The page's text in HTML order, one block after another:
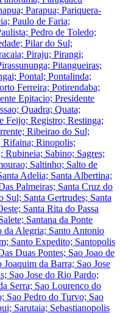
Parapua; Pariquera-
Paulo de Faria;
Pedro de Toledo;
Pilar do Sul;
Piraju; Pirangi;
Pitangueiras;
Pontal; Pontalinda;
Ferreira; Potirendaba;
Epitacio; Presidente
Quadra; Quata;
Feijo; Registro; Restinga;
Ribeirao do Sul;
Rifaina; Rinopolis;
Rubineia; Sabino; Sagres;
Saltinho; Salto de
Adelia; Santa Albertina;
Palmeiras; Santa Cruz do
Sul; Santa Gertrudes; Santa
Santa Rita do Passa
Santana da Ponte
da Alegria; Santo Antonio
Santo Expedito; Santopolis
Duas Pontes; Sao Joao de
da Barra; Sao Jose
Sao Jose do Rio Pardo;
Serra; Sao Lourenco do
Sao Pedro do Turvo; Sao
Sarutaia; Sebastianopolis